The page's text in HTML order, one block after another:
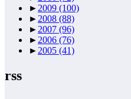
► 2009 (100)
► 2008 (88)
► 2007 (96)
► 2006 (76)
► 2005 (41)
rss